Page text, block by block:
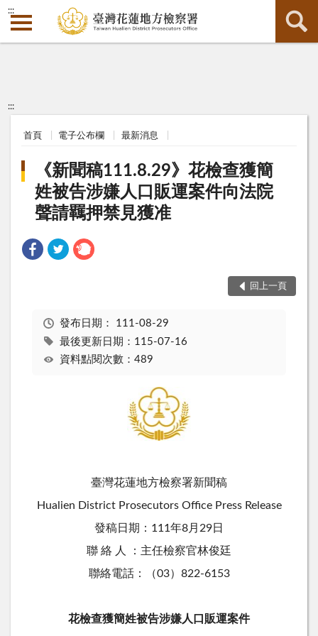
:::
:::
首頁 電子公布欄 最新消息
《新聞稿111.8.29》花檢查獲簡
姓被告涉嫌人口販運案件向法院
聲請羈押禁見獲准
回上一頁
發布日期： 111-08-29
最後更新日期：115-07-16
資料點閱次數：489
臺灣花蓮地方檢察署新聞稿
Hualien District Prosecutors Office Press Release
發稿日期：111年8月29日
聯 絡 人 ：主任檢察官林俊廷
聯絡電話：（03）822-6153
花檢查獲簡姓被告涉嫌人口販運案件